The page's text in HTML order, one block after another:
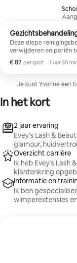
Deze diepe
verwijderen en poriën
extracties (indien
huid stralend te maken.
€ 87 per gast
€ 87 per gast
, · 1 uur 30
Je kunt Yvonne een
In het kort
2 jaar ervaring
Evey's Lash &
glamour,
Overzicht carrière
Ik heb Evey's Lash
klantenkring
Informatie en
Ik ben
wimperextensies